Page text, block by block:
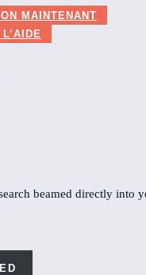
MAINTENANT
beamed directly into